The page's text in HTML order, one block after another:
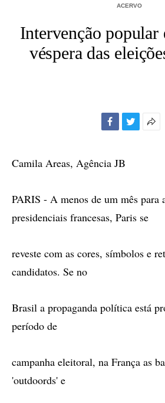
ACERVO
Intervenção popular
véspera das
Camila Areas, Agência JB
PARIS - A menos de um mês para
presidenciais francesas, Paris se
reveste com as cores, símbolos e
candidatos. Se no
Brasil a propaganda política está
período de
campanha eleitoral, na França as
'outdoords' e